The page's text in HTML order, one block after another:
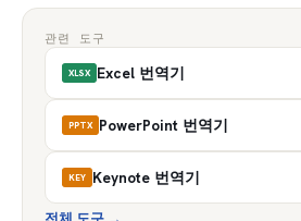
관련 도구
XLSX Excel 번역기
PPTX PowerPoint 번역기
KEY Keynote 번역기